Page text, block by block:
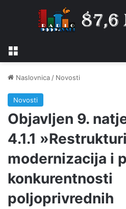
Izbornik
Naslovnica / Novosti
Novosti
Objavljen 9.
4.1.1
modernizacija i
konkurentnosti
poljoprivrednih